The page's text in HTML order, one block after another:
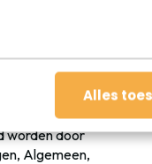
Alles
zitten, kun
tijdens het
wilt.
worden door
Algemeen,